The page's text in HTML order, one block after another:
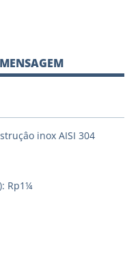
inox AISI 304
Rp1¼